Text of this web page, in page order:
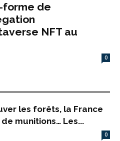
forme de
NFT au
0
les forêts, la France
munitions… Les...
0